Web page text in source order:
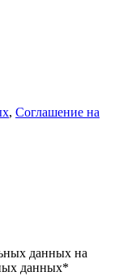
, Соглашение на
данных на
данных*